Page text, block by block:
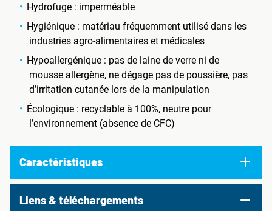
Hydrofuge : imperméable
Hygiénique : matériau fréquemment utilisé dans les
industries agro-alimentaires et médicales
Hypoallergénique : pas de laine de verre ni de
mousse allergène, ne dégage pas de poussière, pas
d’irritation cutanée lors de la manipulation
Écologique : recyclable à 100%, neutre pour
l’environnement (absence de CFC)
Caractéristiques
Liens & téléchargements